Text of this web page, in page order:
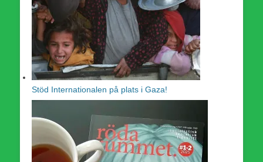
Stöd Internationalen på plats i Gaza!